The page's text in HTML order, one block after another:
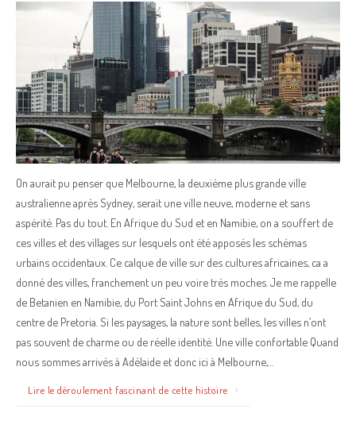
On aurait pu penser que Melbourne, la deuxième plus grande ville
australienne après Sydney, serait une ville neuve, moderne et sans
aspérité. Pas du tout. En Afrique du Sud et en Namibie, on a souffert de
ces villes et des villages sur lesquels ont été apposés les schémas
urbains occidentaux. Ce calque de ville sur des cultures africaines, ca a
donné des villes, franchement un peu voire très moches. Je me rappelle
de Betanien en Namibie, du Port Saint Johns en Afrique du Sud, du
centre de Pretoria. Si les paysages, la nature sont belles, les villes n’ont
pas souvent de charme ou de réelle identité. Une ville confortable Quand
nous sommes arrivés à Adélaide et donc ici à Melbourne,…
Lire le déroulement fascinant de cette histoire